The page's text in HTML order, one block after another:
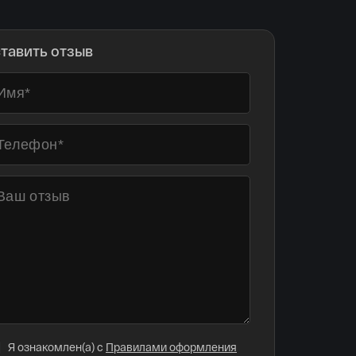
отзыв
Я ознакомлен(а) с Правилами оформления